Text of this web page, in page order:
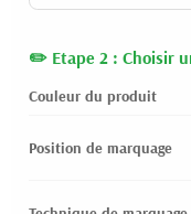
Etape 2 : Choisir
Couleur du produit
Position de marquage